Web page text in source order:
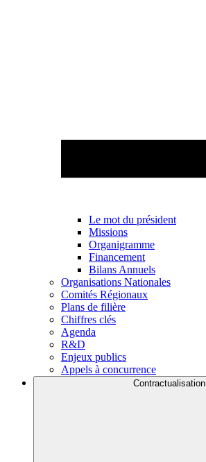
Le mot du président
Missions
Organigramme
Financement
Bilans Annuels
Organisations Nationales
Comités Régionaux
Plans de filière
Chiffres clés
Agenda
R&D
Enjeux publics
Appels à concurrence
Contractualisation